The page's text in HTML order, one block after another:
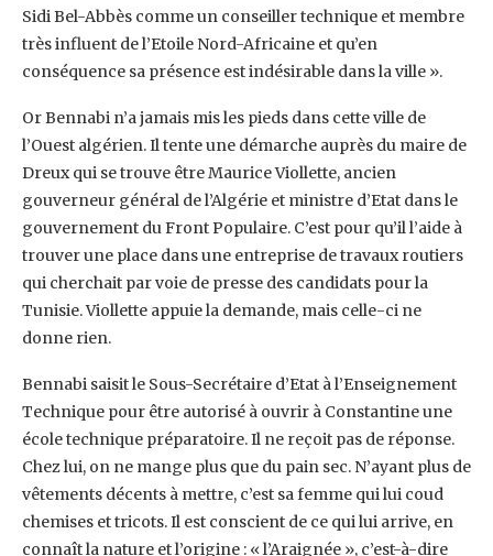
Sidi Bel-Abbès comme un conseiller technique et membre
très influent de l’Etoile ‎Nord-Africaine et qu’en
conséquence sa présence est indésirable dans la ville ». ‎
Or Bennabi n’a jamais mis les pieds dans cette ville de
l’Ouest algérien. Il tente une ‎démarche auprès du maire de
Dreux qui se trouve être Maurice Viollette, ancien
‎gouverneur général de l’Algérie et ministre d’Etat dans le
gouvernement du Front Populaire. ‎C’est pour qu’il l’aide à
trouver une place dans une entreprise de travaux routiers
qui ‎cherchait par voie de presse des candidats pour la
Tunisie. Viollette appuie la demande, ‎mais celle-ci ne
donne rien. ‎
Bennabi saisit le Sous-Secrétaire d’Etat à l’Enseignement
Technique pour être autorisé à ‎ouvrir à Constantine une
école technique préparatoire. Il ne reçoit pas de réponse.
Chez lui, ‎on ne mange plus que du pain sec. N’ayant plus de
vêtements décents à mettre, c’est sa ‎femme qui lui coud
chemises et tricots. Il est conscient de ce qui lui arrive, en
connaît la ‎nature et l’origine : « l’Araignée », c’est-à-dire